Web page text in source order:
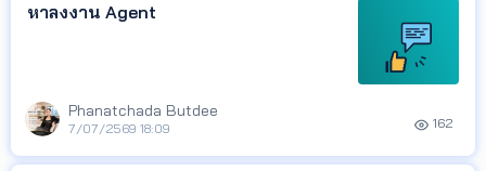
หาลงงาน Agent
Phanatchada Butdee
7/07/2569 18:09 162